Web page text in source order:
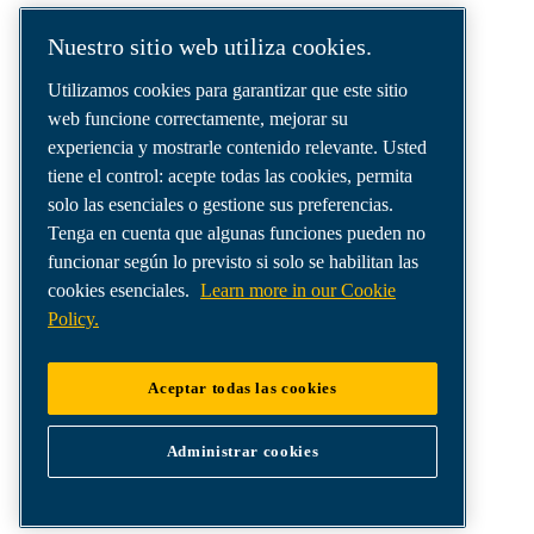
suministradas en todo el mundo.
Somos una empresa líder en soluciones de
aire comprimido que ofrece los mejores
compresores, generadores de gases
industriales y sistemas de distribución de aire
para satisfacer incluso las necesidades más
exigentes.
Nuestro sitio web utiliza cookies.
Utilizamos cookies para garantizar que este sitio
web funcione correctamente, mejorar su
experiencia y mostrarle contenido relevante. Usted
tiene el control: acepte todas las cookies, permita
solo las esenciales o gestione sus preferencias.
Tenga en cuenta que algunas funciones pueden no
funcionar según lo previsto si solo se habilitan las
cookies esenciales. Learn more in our Cookie
Policy.
Aceptar todas las cookies
Administrar cookies